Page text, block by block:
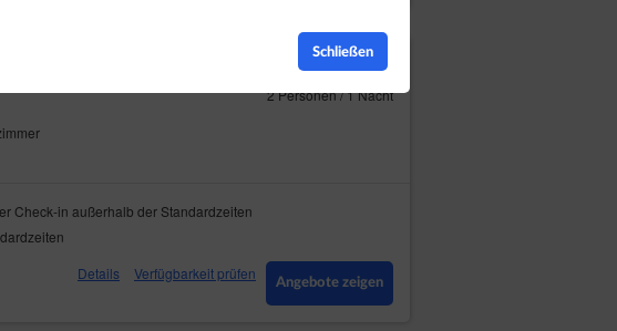
Schließen
329,54 zł
2 Personen / 1 Nacht
Check-in außerhalb der Standardzeiten
Details Verfügbarkeit prüfen
Angebote zeigen